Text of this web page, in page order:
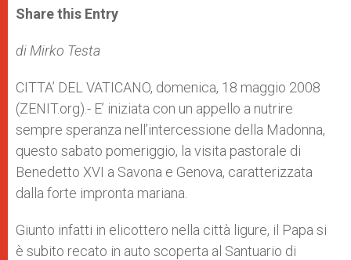
t
s
p
p
s
e
g
e
e
b
o
k
Share this Entry
di Mirko Testa
CITTA’ DEL VATICANO, domenica, 18 maggio 2008
(ZENIT.org).- E’ iniziata con un appello a nutrire
sempre speranza nell’intercessione della Madonna,
questo sabato pomeriggio, la visita pastorale di
Benedetto XVI a Savona e Genova, caratterizzata
dalla forte impronta mariana.
Giunto infatti in elicottero nella città ligure, il Papa si
è subito recato in auto scoperta al Santuario di